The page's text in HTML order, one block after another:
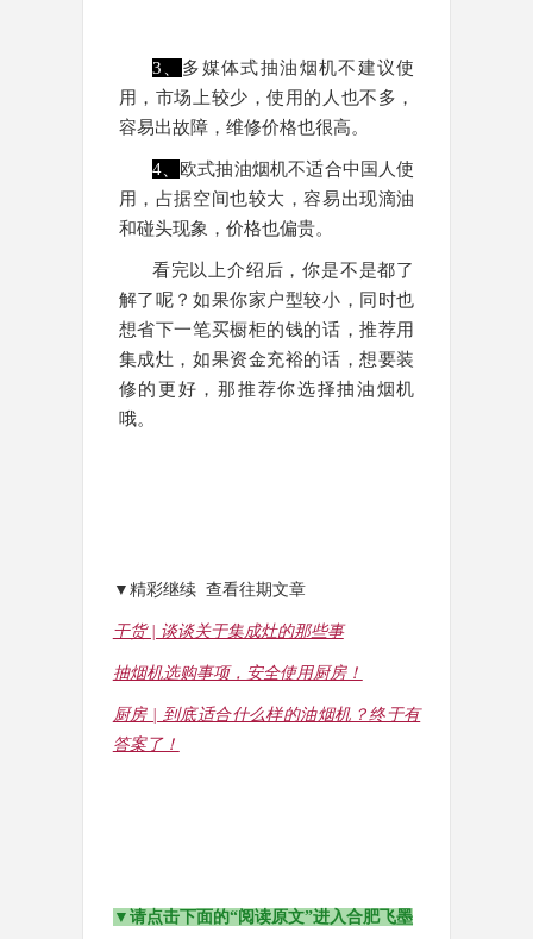
3、 多媒体式抽油烟机不建议使
用，市场上较少，使用的人也不多，
容易出故障，维修价格也很高。
4、
欧式抽油烟机不适合中国人使
用，占据空间也较大，容易出现滴油
和碰头现象，价格也偏贵。
看完以上介绍后，你是不是都了
解了呢？如果你家户型较小，同时也
想省下一笔买橱柜的钱的话，推荐用
集成灶，如果资金充裕的话，想要装
修的更好，那推荐你选择抽油烟机
哦。
▼精彩继续  查看往期文章
干货 | 谈谈关于集成灶的那些事
抽烟机选购事项，安全使用厨房！
厨房 | 到底适合什么样的油烟机？终于有
答案了！
▼请点击下面的“阅读原文”进入合肥飞墨